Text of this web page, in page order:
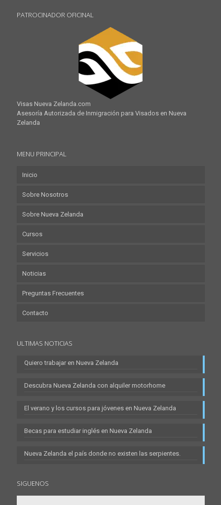
PATROCINADOR OFICINAL
Visas Nueva Zelanda.com
Asesoría Autorizada de Inmigración para Visados en Nueva
Zelanda
MENU PRINCIPAL
Inicio
Sobre Nosotros
Sobre Nueva Zelanda
Cursos
Servicios
Noticias
Preguntas Frecuentes
Contacto
ULTIMAS NOTICIAS
Quiero trabajar en Nueva Zelanda
Descubra Nueva Zelanda con alquiler motorhome
El verano y los cursos para jóvenes en Nueva Zelanda
Becas para estudiar inglés en Nueva Zelanda
Nueva Zelanda el país donde no existen las serpientes.
SIGUENOS